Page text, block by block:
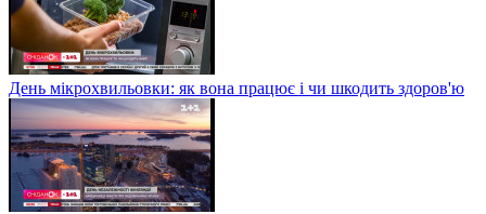
День мікрохвильовки: як вона працює і чи шкодить здоров'ю